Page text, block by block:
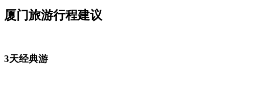
厦门旅游行程建议
3天经典游